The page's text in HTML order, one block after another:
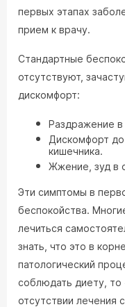
первых этапах
прием к врачу.
Стандартные
отсутствуют,
дискомфорт:
Раздражение в
Дискомфорт
кишечника.
Жжение, зуд в
Эти симптомы в
беспокойства.
лечиться
знать, что это в
патологический
соблюдать диету, то
отсутствии лечения